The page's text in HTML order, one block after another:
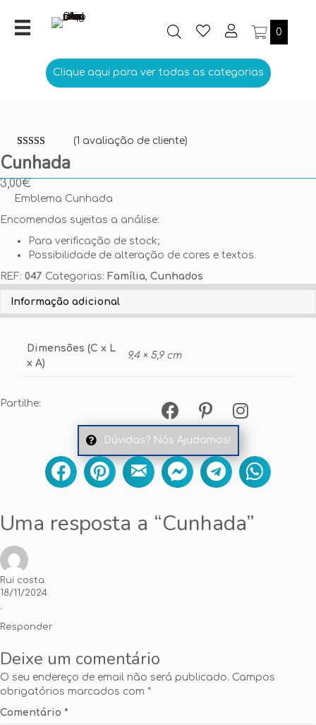
0
Clique aqui para ver todas as categorias
Classificado
com5.00em
em
classificação
de cliente
(1 avaliação de cliente)
Cunhada
3,00€
Emblema Cunhada
Encomendas sujeitas a análise:
Para verificação de stock;
Possibilidade de alteração de cores e textos.
REF: 047 Categorias: Família, Cunhados
Personalize aqui o seu Emblema
Informação adicional
Dimensões (C x L
x A)
9,4 × 5,9 cm
Partilhe:
Dúvidas? Nós Ajudamos!
Uma resposta a “Cunhada”
Rui costa
18/11/2024
.
Responder
Deixe um comentário
O seu endereço de email não será publicado. Campos
obrigatórios marcados com *
Comentário *